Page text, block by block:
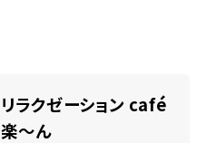
リラクゼーション café
楽～ん